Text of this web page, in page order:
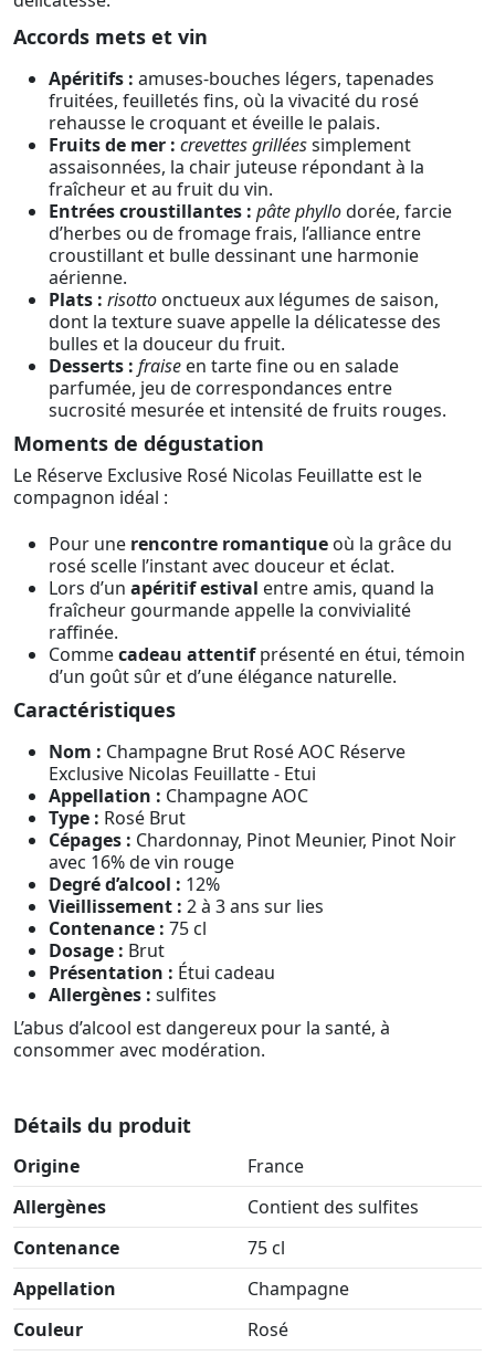
Accords mets et vin
Apéritifs : amuses-bouches légers, tapenades
fruitées, feuilletés fins, où la vivacité du rosé
rehausse le croquant et éveille le palais.
Fruits de mer : crevettes grilléessimplement
assaisonnées, la chair juteuse répondant à la
fraîcheur et au fruit du vin.
Entrées croustillantes : pâte phyllodorée, farcie
d’herbes ou de fromage frais, l’alliance entre
croustillant et bulle dessinant une harmonie
aérienne.
Plats : risotto onctueux aux légumes de saison,
dont la texture suave appelle la délicatesse des
bulles et la douceur du fruit.
Desserts : fraise en tarte fine ou en salade
parfumée, jeu de correspondances entre
sucrosité mesurée et intensité de fruits rouges.
Moments de dégustation
Le Réserve Exclusive Rosé Nicolas Feuillatte est le
compagnon idéal :
Pour une rencontre romantique où la grâce du
rosé scelle l’instant avec douceur et éclat.
Lors d’un apéritif estival entre amis, quand la
fraîcheur gourmande appelle la convivialité
raffinée.
Commecadeau attentifprésenté en étui, témoin
d’un goût sûr et d’une élégance naturelle.
Caractéristiques
Nom : Champagne Brut Rosé AOC Réserve
Exclusive Nicolas Feuillatte - Etui
Appellation : Champagne AOC
Type : Rosé Brut
Cépages : Chardonnay, Pinot Meunier, Pinot Noir
avec 16% de vin rouge
Degré d’alcool : 12%
Vieillissement : 2 à 3 ans sur lies
Contenance : 75 cl
Dosage : Brut
Présentation : Étui cadeau
Allergènes : sulfites
L’abus d’alcool est dangereux pour la santé, à
consommer avec modération.
Détails du produit
Origine
France
Allergènes
Contient des sulfites
Contenance
75 cl
Appellation
Champagne
Couleur
Rosé